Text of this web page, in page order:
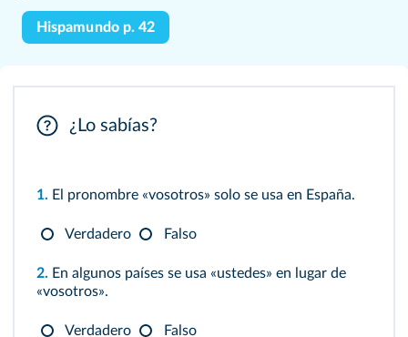
Hispamundo p. 42
¿Lo sabías?
1. El pronombre «vosotros» solo se usa en España.
Verdadero Falso
2. En algunos países se usa «ustedes» en lugar de
«vosotros».
Verdadero Falso